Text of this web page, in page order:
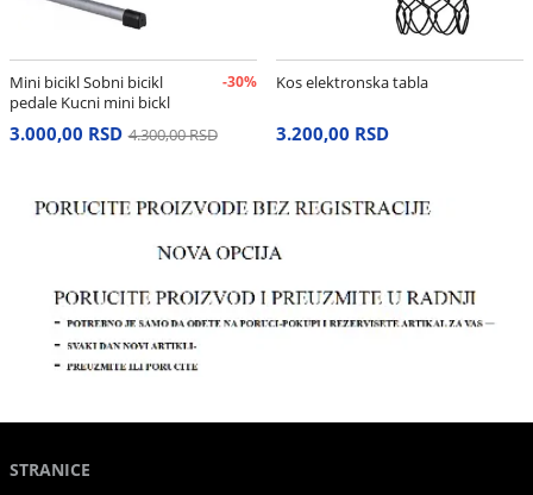
Mini bicikl Sobni bicikl
pedale Kucni mini bickl
-30%
3.000,00 RSD 4.300,00 RSD
Kos elektronska tabla
3.200,00 RSD
STRANICE